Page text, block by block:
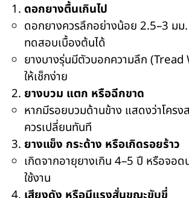
ดอกยางตื้นเกินไป
ดอกยางควรลึกอย่างน้อย 2.5–3 มม
ทดสอบเบื้องต้นได้
ยางบางรุ่นมีตัวบอกความลึก (Tread
ให้เช็กง่าย
ยางบวม แตก หรือฉีกขาด
หากมีรอยบวมด้านข้าง แสดงว่าโครง
ควรเปลี่ยนทันที
ยางแข็ง กระด้าง หรือเกิดรอยร้าว
เกิดจากอายุยางเกิน 4–5 ปี หรือจอด
ใช้งาน